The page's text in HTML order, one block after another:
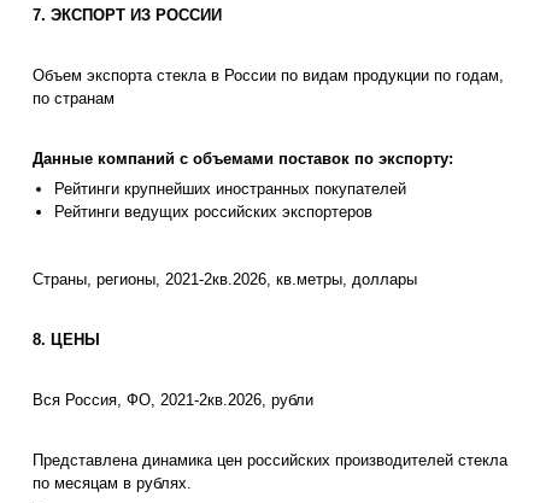
7. ЭКСПОРТ ИЗ РОССИИ
Объем экспорта стекла в России по видам продукции по годам,
по странам
Данные компаний с объемами поставок по экспорту:
Рейтинги крупнейших иностранных покупателей
Рейтинги ведущих российских экспортеров
Страны, регионы, 2021-2кв.2026, кв.метры, доллары
8. ЦЕНЫ
Вся Россия, ФО, 2021-2кв.2026, рубли
Представлена динамика цен российских производителей стекла
по месяцам в рублях.